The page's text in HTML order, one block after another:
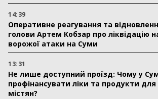
14:39
Оперативне реагування та
голови Артем Кобзар про ліквідацію
ворожої атаки на Суми
13:31
Не лише доступний проїзд: Чому у
профінансувати ліки та продукти
містян?